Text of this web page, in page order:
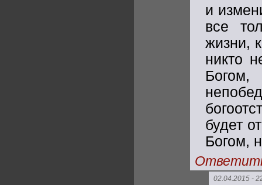
и
все
жизни,
никто
будет
Богом,
02.04.2015 -